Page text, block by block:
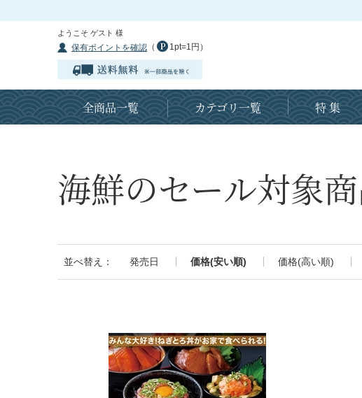
ようこそ ゲスト 様
保有ポイントを確認 （ 1pt=1円）
全商品一覧 カテゴリ一覧 特 集
海鮮のセール対象
並べ替え： 発売日 価格(安い順) 価格(高い順)